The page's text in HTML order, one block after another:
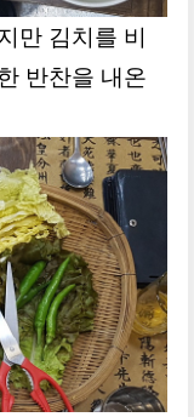
만 김치를 비
반찬을 내온